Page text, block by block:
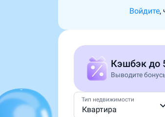
Войдите,
Кэшбэк до
Выводите
Тип недвижимости
Квартира